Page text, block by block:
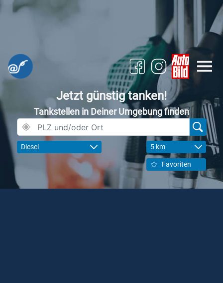
Jetzt günstig tanken!
Tankstellen in Deiner Umgebung finden
Diesel 5 km
Favoriten